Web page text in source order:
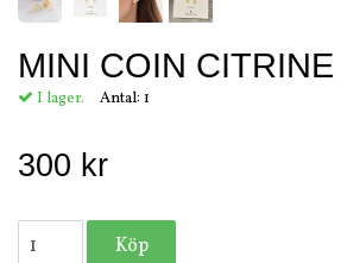
MINI COIN CITRINE
I lager. Antal: 1
300 kr